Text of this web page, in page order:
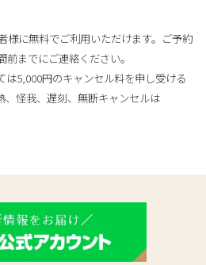
様に無料でご利用いただけます。ご予約
までにご連絡ください。
は5,000円のキャンセル料を申し受ける
、怪我、遅刻、無断キャンセルは